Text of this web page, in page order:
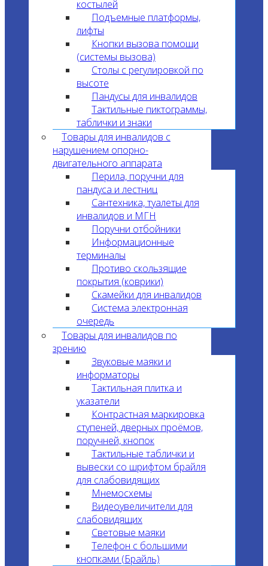
костылей
Подъемные платформы,
лифты
Кнопки вызова помощи
(системы вызова)
Столы с регулировкой по
высоте
Пандусы для инвалидов
Тактильные пиктограммы,
таблички и знаки
Товары для инвалидов с
нарушением опорно-
двигательного аппарата
Перила, поручни для
пандуса и лестниц
Сантехника, туалеты для
инвалидов и МГН
Поручни отбойники
Информационные
терминалы
Противо скользящие
покрытия (коврики)
Скамейки для инвалидов
Система электронная
очередь
Товары для инвалидов по
зрению
Звуковые маяки и
информаторы
Тактильная плитка и
указатели
Контрастная маркировка
ступеней, дверных проёмов,
поручней, кнопок
Тактильные таблички и
вывески со шрифтом брайля
для слабовидящих
Мнемосхемы
Видеоувеличители для
слабовидящих
Световые маяки
Телефон с большими
кнопками (Брайль)